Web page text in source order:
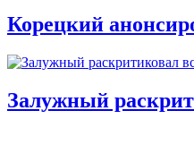
Корецкий
Залужный